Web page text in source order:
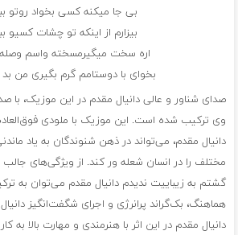
بی جا میکنه کسی بخواد روتو
بیزارم از اینکه تو چشات کسیو
اره سخت میگیرمسخته واسم
بخوای با دوستامم گرم بگیری من
صدای شناور و عالی دانیال مقدم در این موزیک، با
وی ترکیب شده است. این موزیک با ملودی
دانیال مقدم، می‌تواند در ذهن شنوندگان به یاد
مختلف را در انسان شعله ور کند. از ویژگی‌های
گشتم به زیباییت ندیدم دانیال مقدم می‌توان به
هماهنگ، بک‌گراند پرانرژی و اجرای شگفت‌انگیز
دانیال مقدم در این اثر با هنرمندی و مهارت بالا به